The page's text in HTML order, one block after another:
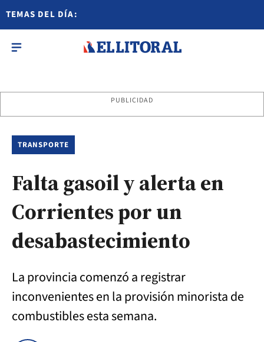
TEMAS DEL DÍA:
PUBLICIDAD
TRANSPORTE
Falta gasoil y alerta en
Corrientes por un
desabastecimiento
La provincia comenzó a registrar
inconvenientes en la provisión minorista de
combustibles esta semana.